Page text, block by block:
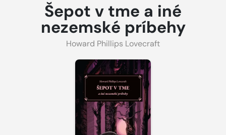
Šepot v tme a iné
nezemské príbehy
Howard Phillips Lovecraft